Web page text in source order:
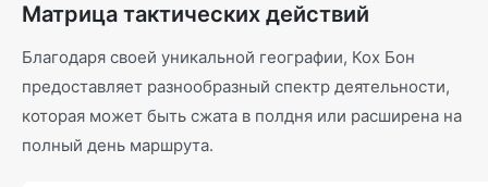
Матрица тактических действий
Благодаря своей уникальной географии, Кох Бон
предоставляет разнообразный спектр деятельности,
которая может быть сжата в полдня или расширена на
полный день маршрута.